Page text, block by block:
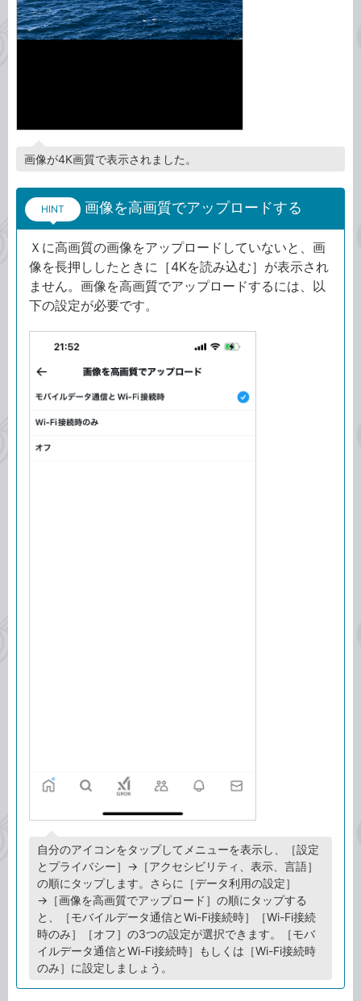
画像が4K画質で表示されました。
HINT 画像を高画質でアップロードする
Ｘに高画質の画像をアップロードしていないと、画
像を長押ししたときに［4Kを読み込む］が表示され
ません。画像を高画質でアップロードするには、以
下の設定が必要です。
自分のアイコンをタップしてメニューを表示し、［設定
とプライバシー］→［アクセシビリティ、表示、言語］
の順にタップします。さらに［データ利用の設定］
→［画像を高画質でアップロード］の順にタップする
と、［モバイルデータ通信とWi-Fi接続時］［Wi-Fi接続
時のみ］［オフ］の3つの設定が選択できます。［モバ
イルデータ通信とWi-Fi接続時］もしくは［Wi-Fi接続時
のみ］に設定しましょう。